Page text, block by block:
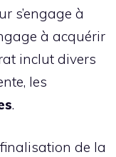
s’engage à
à acquérir
inclut divers
les
.
de la